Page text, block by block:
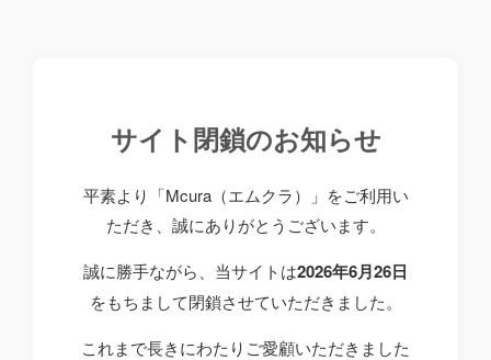
サイト閉鎖のお知らせ
平素より「Mcura（エムクラ）」をご利用い
ただき、誠にありがとうございます。
誠に勝手ながら、当サイトは2026年6月26日
をもちまして閉鎖させていただきました。
これまで長きにわたりご愛顧いただきました